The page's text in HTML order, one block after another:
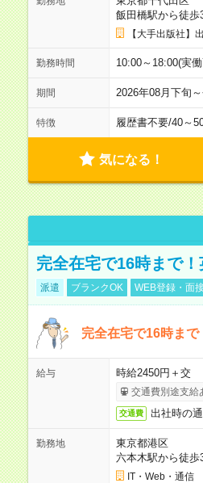
飯田橋駅から徒歩
【大手出版社】
勤務時間 10:00～18:00(実
期間 2026年08月下旬
特徴 履歴書不要/40～
気になる！
完全在宅で16時まで
派遣 ブランクOK WEB登録・面
完全在宅で16時ま
給与 時給2450円＋交
交通費別途支給
交通費 出社時の
勤務地
東京都港区
六本木駅から徒歩
IT・Web・通信